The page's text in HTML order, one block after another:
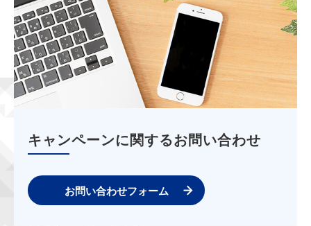
キャンペーンに関するお問い合わせ
お問い合わせフォーム